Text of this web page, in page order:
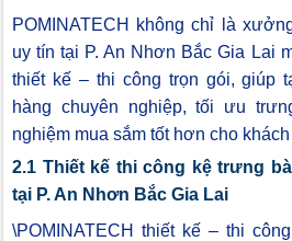
POMINATECH không chỉ là
uy tín tại P. An Nhơn Bắc Gia Lai
thiết kế – thi công trọn gói, giúp
hàng chuyên nghiệp, tối ưu
nghiệm mua sắm tốt hơn cho
2.1 Thiết kế thi công kệ trưng
tại P. An Nhơn Bắc Gia Lai
\POMINATECH thiết kế – thi